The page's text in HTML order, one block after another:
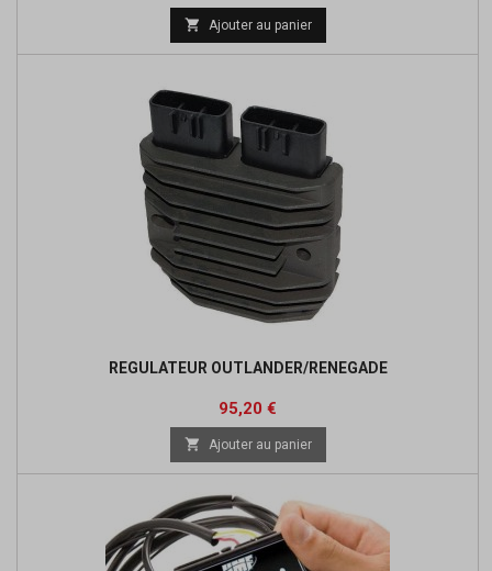
base
 Ajouter au panier
REGULATEUR OUTLANDER/RENEGADE
Prix
95,20 €
base
 Ajouter au panier